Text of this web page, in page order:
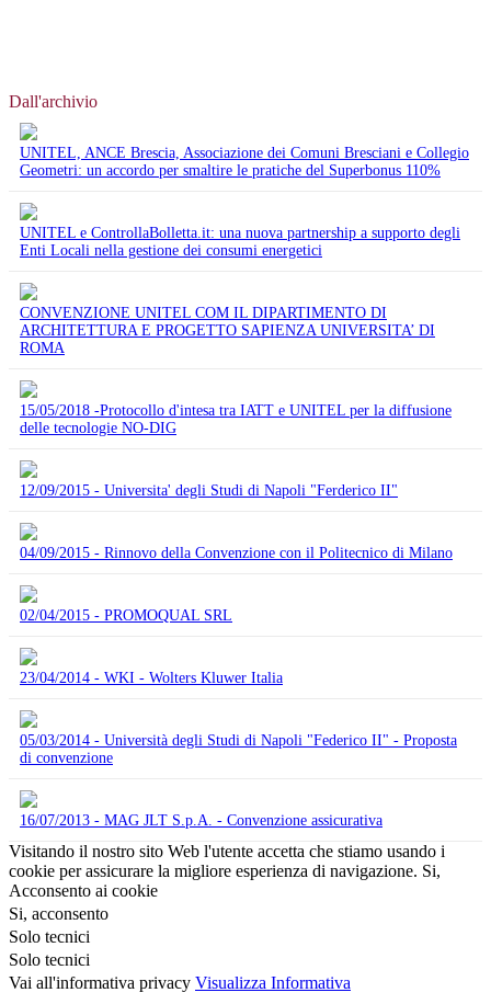
Dall'archivio
UNITEL, ANCE Brescia, Associazione dei Comuni Bresciani e Collegio
Geometri: un accordo per smaltire le pratiche del Superbonus 110%
UNITEL e ControllaBolletta.it: una nuova partnership a supporto degli
Enti Locali nella gestione dei consumi energetici
CONVENZIONE UNITEL COM IL DIPARTIMENTO DI
ARCHITETTURA E PROGETTO SAPIENZA UNIVERSITA’ DI
ROMA
15/05/2018 -Protocollo d'intesa tra IATT e UNITEL per la diffusione
delle tecnologie NO-DIG
12/09/2015 - Universita' degli Studi di Napoli "Ferderico II"
04/09/2015 - Rinnovo della Convenzione con il Politecnico di Milano
02/04/2015 - PROMOQUAL SRL
23/04/2014 - WKI - Wolters Kluwer Italia
05/03/2014 - Università degli Studi di Napoli "Federico II" - Proposta
di convenzione
16/07/2013 - MAG JLT S.p.A. - Convenzione assicurativa
Visitando il nostro sito Web l'utente accetta che stiamo usando i
cookie per assicurare la migliore esperienza di navigazione. Si,
Acconsento ai cookie
Si, acconsento
Solo tecnici
Solo tecnici
Vai all'informativa privacy Visualizza Informativa